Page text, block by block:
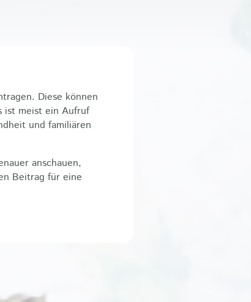
Diese können
ist meist ein Aufruf
und familiären
anschauen,
Beitrag für eine